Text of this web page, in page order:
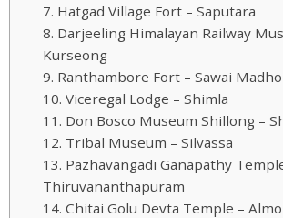
7. Hatgad Village Fort – Saputara
8. Darjeeling Himalayan Railway
Kurseong
9. Ranthambore Fort – Sawai
10. Viceregal Lodge – Shimla
11. Don Bosco Museum Shillong –
12. Tribal Museum – Silvassa
13. Pazhavangadi Ganapathy
Thiruvananthapuram
14. Chitai Golu Devta Temple –